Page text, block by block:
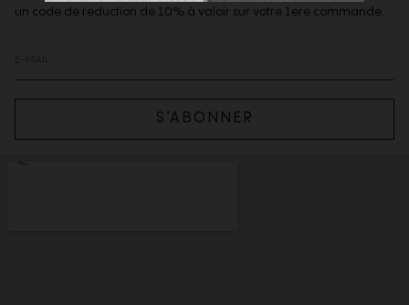
un code de reduction de 10% à valoir sur votre 1ere commande.
S’ABONNER